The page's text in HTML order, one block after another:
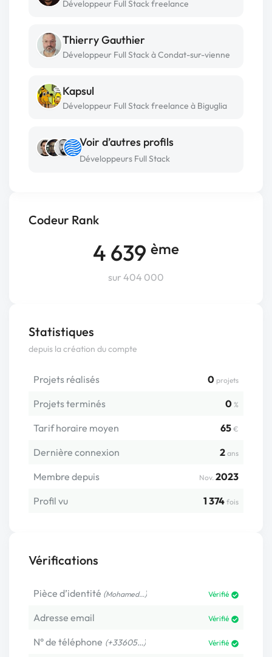
Codeur Rank
4 639 ème
sur 404 000
Statistiques
depuis la création du compte
Projets réalisés 0 projets
Projets terminés 0 %
Tarif horaire moyen 65 €
Dernière connexion 2 ans
Membre depuis Nov. 2023
Profil vu
1 374 fois
Vérifications
Pièce d’identité (Mohamed…) Vérifié
Adresse email Vérifié
N° de téléphone (+33605…) Vérifié
Développeur Full Stack freelance
Thierry Gauthier
Développeur Full Stack à Condat-sur-vienne
Kapsul
Développeur Full Stack freelance à Biguglia
Voir d’autres profils
Développeurs Full Stack